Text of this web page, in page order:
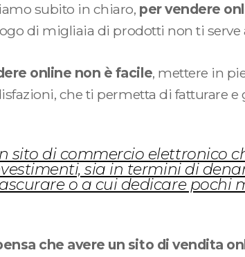
subito in chiaro, per vendere
di migliaia di prodotti non ti serve
online non è facile, mettere in
che ti permetta di fatturare e
sito di commercio elettronico
sia in termini di
o a cui dedicare pochi
che avere un sito di vendita